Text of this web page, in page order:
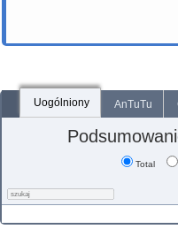
Uogólniony AnTuTu
Total